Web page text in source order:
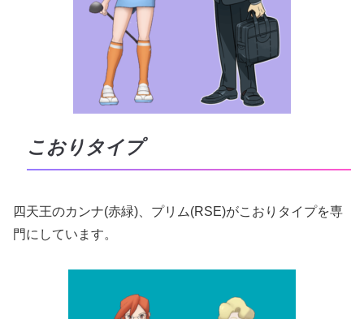
こおりタイプ
四天王のカンナ(赤緑)、プリム(RSE)がこおりタイプを専
門にしています。